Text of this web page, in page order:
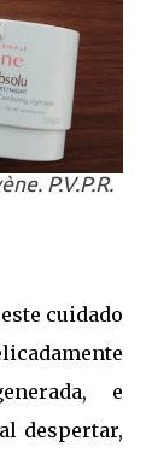
P.V.P.R.
cuidado
e
despertar,